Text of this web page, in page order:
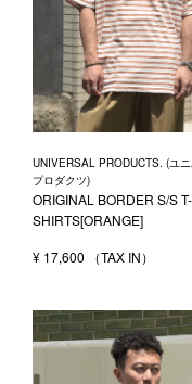
UNIVERSAL PRODUCTS. (ユ
プロダクツ)
ORIGINAL BORDER S/S T-
SHIRTS[ORANGE]
¥ 17,600